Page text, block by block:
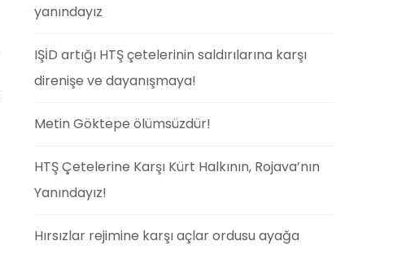
yanındayız
IŞİD artığı HTŞ çetelerinin saldırılarına karşı
direnişe ve dayanışmaya!
Metin Göktepe ölümsüzdür!
HTŞ Çetelerine Karşı Kürt Halkının, Rojava’nın
Yanındayız!
Hırsızlar rejimine karşı açlar ordusu ayağa